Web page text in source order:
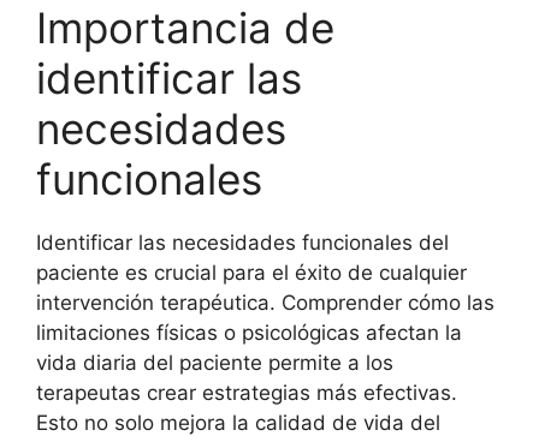
Importancia de
identificar las
necesidades
funcionales
Identificar las necesidades funcionales del
paciente es crucial para el éxito de cualquier
intervención terapéutica. Comprender cómo las
limitaciones físicas o psicológicas afectan la
vida diaria del paciente permite a los
terapeutas crear estrategias más efectivas.
Esto no solo mejora la calidad de vida del